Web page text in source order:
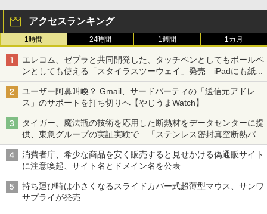
アクセスランキング
1時間 24時間 1週間 1カ月
エレコム、ゼブラと共同開発した、タッチペンとしてもボールペ
ンとしても使える「スタイラスツーウェイ」発売 iPadにも紙に
も、持ち替えずに書き込める
ユーザー阿鼻叫喚？ Gmail、サードパーティの「送信元アドレ
ス」のサポートを打ち切りへ【やじうまWatch】
タイガー、魔法瓶の技術を応用した断熱材をデータセンターに提
供、東急グループの実証実験で 「ステンレス密封真空断熱パネ
ル TIVIP」
消費者庁、希少な商品を安く販売すると見せかける偽通販サイト
に注意喚起、サイト名とドメイン名を公表
持ち運び時は小さくなるスライドカバー式超薄型マウス、サンワ
サプライが発売